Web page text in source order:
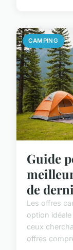
CAMPING
Guide
de
Les offres
option
ceux
offres